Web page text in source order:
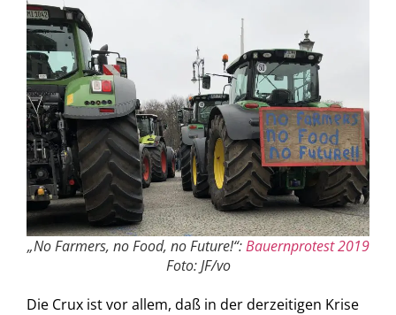
„No Farmers, no Food, no Future!“:Bauernprotest 2019
Foto: JF/vo
Die Crux ist vor allem, daß in der derzeitigen Krise